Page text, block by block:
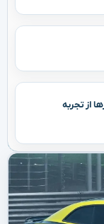
از تجربه